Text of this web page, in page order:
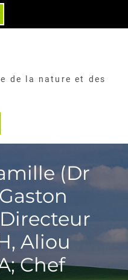
de la nature et des
(Dr
Aliou
Chef